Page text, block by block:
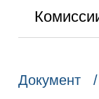
Документ /